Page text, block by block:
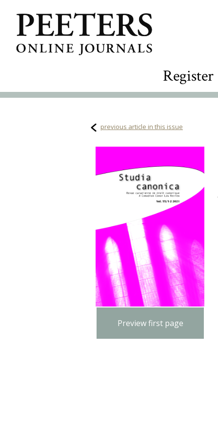
Register
previous article in this issue
Preview first page